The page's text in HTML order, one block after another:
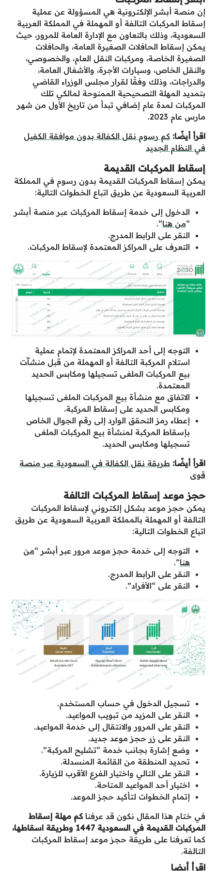
إن منصة أبشر الإلكترونية هي المسؤولة عن عملية
إسقاط المركبات التالفة أو المهملة في المملكة العربية
السعودية، وذلك بالتعاون مع الإدارة العامة للمرور، حيث
يمكن إسقاط الحافلات الصغيرة العامة، والحافلات
الصغيرة الخاصة، ومركبات النقل العام، والخصوصي،
والنقل الخاص، وسيارات الأجرة، والأشغال العامة،
والدراجات، وذلك وفقًا لقرار مجلس الوزراء القاضي
بتمديد المهلة التصحيحية الممنوحة لمالكي تلك
المركبات لمدة عام إضافي تبدأ من تاريخ الأول من شهر
مارس عام 2023.
اقرأ أيضًا: كم رسوم نقل الكفالة بدون موافقة الكفيل
في النظام الجديد
إسقاط المركبات القديمة
يمكن إسقاط المركبات القديمة بدون رسوم في المملكة
العربية السعودية عن طريق اتباع الخطوات التالية:
الدخول إلى خدمة إسقاط المركبات عبر منصة أبشر
“من هنا“.
النقر على الرابط المدرج.
التعرف على المراكز المعتمدة لإسقاط المركبات.
التوجه إلى أحد المراكز المعتمدة لإتمام عملية
استلام المركبة التالفة أو المهملة من قبل منشآت
بيع المركبات الملغى تسجيلها ومكابس الحديد
المعتمدة.
الاتفاق مع منشأة بيع المركبات الملغى تسجيلها
ومكابس الحديد على إسقاط المركبة.
إعطاء رمز التحقق الوارد إلى رقم الجوال الخاص
بإسقاط المركبة لمنشأة بيع المركبات الملغى
تسجيلها ومكابس الحديد.
اقرأ أيضًا: طريقة نقل الكفالة في السعودية عبر منصة
قوى
حجز موعد إسقاط المركبات التالفة
يمكن حجز موعد بشكل إلكتروني لإسقاط المركبات
التالفة أو المهملة بالمملكة العربية السعودية عن طريق
اتباع الخطوات التالية:
التوجه إلى خدمة حجز موعد مرور عبر أبشر “من
هنا“.
النقر على الرابط المدرج.
النقر على “الأفراد”.
تسجيل الدخول في حساب المستخدم.
النقر على المزيد من تبويب المواعيد.
النقر على المرور والانتقال إلى خدمة المواعيد.
النقر على زر حجز موعد جديد.
وضع إشارة بجانب خدمة “تشليح المركبة”.
تحديد المنطقة من القائمة المنسدلة.
النقر على التالي واختيار الفرع الأقرب للزيارة.
اختيار أحد المواعيد المتاحة.
إتمام الخطوات لتأكيد حجز الموعد.
في ختام هذا المقال نكون قد عرفنا كم مهلة إسقاط
المركبات القديمة في السعودية 1447 وطريقة اسقاطها،
كما تعرفنا على طريقة حجز موعد إسقاط المركبات
التالفة.
اقرأ أيضا